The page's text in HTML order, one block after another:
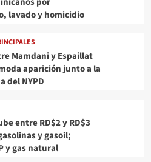
lavado y homicidio
Mamdani y Espaillat
aparición junto a la
del NYPD
entre RD$2 y RD$3
y gasoil;
y gas natural